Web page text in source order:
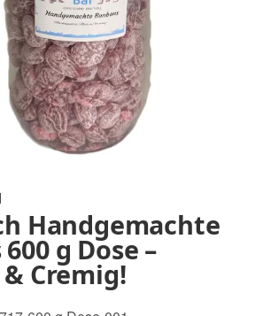
Handgemachte
g Dose –
Cremig!